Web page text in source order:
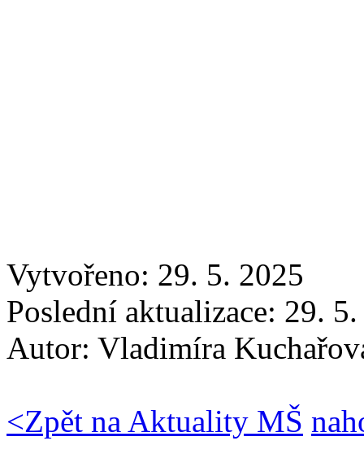
Vytvořeno: 29. 5. 2025
Poslední aktualizace: 29.
Autor: Vladimíra
<Zpět na Aktuality MŠ